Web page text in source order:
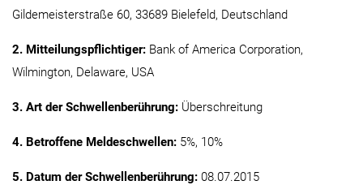
Gildemeisterstraße 60, 33689 Bielefeld, Deutschland
2. Mitteilungspflichtiger: Bank of America Corporation,
Wilmington, Delaware, USA
3. Art der Schwellenberührung: Überschreitung
4. Betroffene Meldeschwellen: 5%, 10%
5. Datum der Schwellenberührung: 08.07.2015